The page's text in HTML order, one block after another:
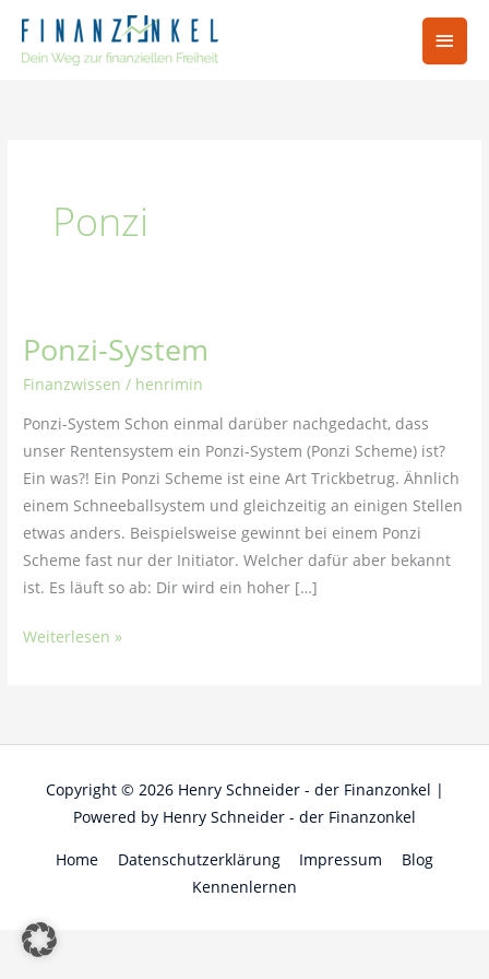
Inhalt
springen
Ponzi
Ponzi-System
Finanzwissen / henrimin
Ponzi-System Schon einmal darüber nachgedacht, dass
unser Rentensystem ein Ponzi-System (Ponzi Scheme) ist?
Ein was?! Ein Ponzi Scheme ist eine Art Trickbetrug. Ähnlich
einem Schneeballsystem und gleichzeitig an einigen Stellen
etwas anders. Beispielsweise gewinnt bei einem Ponzi
Scheme fast nur der Initiator. Welcher dafür aber bekannt
ist. Es läuft so ab: Dir wird ein hoher […]
Ponzi-
Weiterlesen »
Copyright © 2026 Henry Schneider - der Finanzonkel |
Powered by Henry Schneider - der Finanzonkel
Home Datenschutzerklärung Impressum
Blog
Kennenlernen